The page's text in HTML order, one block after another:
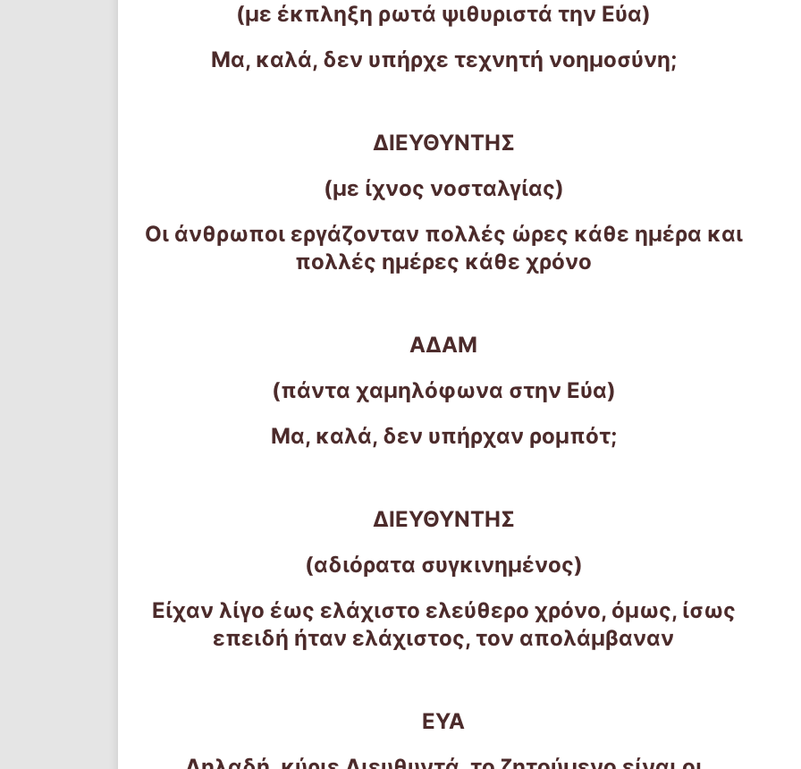
(με έκπληξη ρωτά ψιθυριστά την Εύα)
Μα, καλά, δεν υπήρχε τεχνητή νοημοσύνη;
ΔΙΕΥΘΥΝΤΗΣ
(με ίχνος νοσταλγίας)
Οι άνθρωποι εργάζονταν πολλές ώρες κάθε ημέρα και
πολλές ημέρες κάθε χρόνο
ΑΔΑΜ
(πάντα χαμηλόφωνα στην Εύα)
Μα, καλά, δεν υπήρχαν ρομπότ;
ΔΙΕΥΘΥΝΤΗΣ
(αδιόρατα συγκινημένος)
Είχαν λίγο έως ελάχιστο ελεύθερο χρόνο, όμως, ίσως
επειδή ήταν ελάχιστος, τον απολάμβαναν
ΕΥΑ